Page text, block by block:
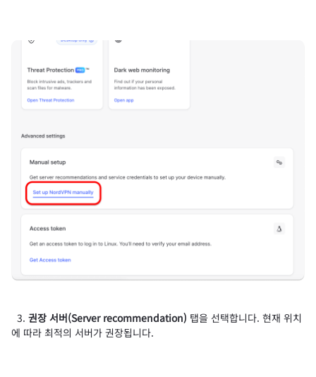
3. 권장 서버(Server recommendation) 탭을 선택합니다. 현재 위치
에 따라 최적의 서버가 권장됩니다.